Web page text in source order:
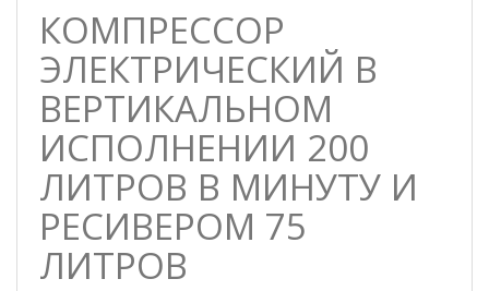
КОМПРЕССОР
ЭЛЕКТРИЧЕСКИЙ В
ВЕРТИКАЛЬНОМ
ИСПОЛНЕНИИ 200
ЛИТРОВ В МИНУТУ И
РЕСИВЕРОМ 75
ЛИТРОВ